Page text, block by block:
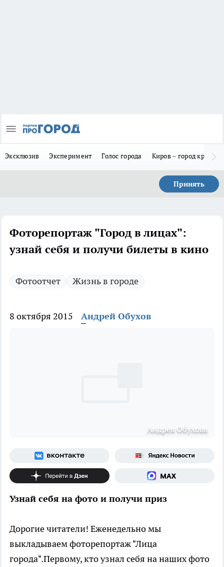
Эксклюзив Эксперимент Голос города Киров – город
Принять
Фоторепортаж "Город в лицах":
узнай себя и получи билеты в кино
Фотоотчет Жизнь в городе
8 октября 2015 Андрей Обухов
Андрея Обухова
Узнай себя на фото и получи приз
Дорогие читатели! Еженедельно мы
выкладываем фоторепортаж "Лица
города".Первому, кто узнал себя на наших фото